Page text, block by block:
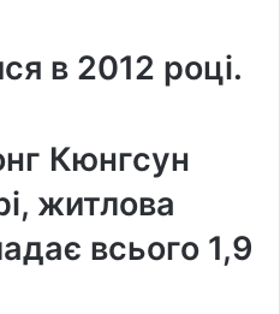
в 2012 році.
Кюнгсун
житлова
всього 1,9